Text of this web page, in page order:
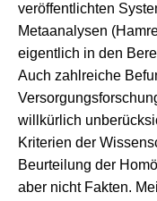
veröffentlichten
Metaanalysen
eigentlich in den
Auch zahlreiche
willkürlich
Kriterien der
Beurteilung der
aber nicht Fakten.